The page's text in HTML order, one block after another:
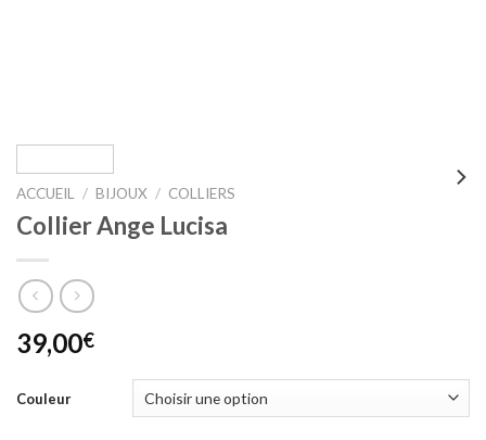
ACCUEIL / BIJOUX / COLLIERS
Collier Ange Lucisa
39,00€
Couleur